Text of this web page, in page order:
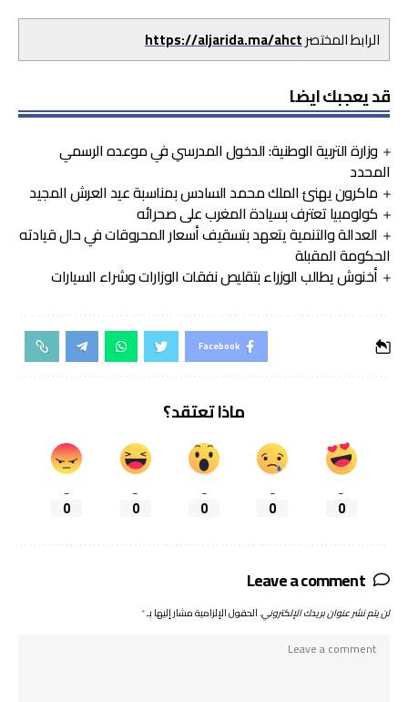
الرابط المختصرhttps://aljarida.ma/ahct
قد يعجبك ايضا
وزارة التربية الوطنية: الدخول المدرسي في موعده الرسمي
المحدد
ماكرون يهنئ الملك محمد السادس بمناسبة عيد العرش المجيد
كولومبيا تعترف بسيادة المغرب على صحرائه
العدالة والتنمية يتعهد بتسقيف أسعار المحروقات في حال قيادته
الحكومة المقبلة
أخنوش يطالب الوزراء بتقليص نفقات الوزارات وشراء السيارات
Facebook
ماذا تعتقد؟
_
0
_
0
_
0
_
0
_
0
Leave a comment
لن يتم نشر عنوان بريدك الإلكتروني.الحقول الإلزامية مشار إليها بـ*